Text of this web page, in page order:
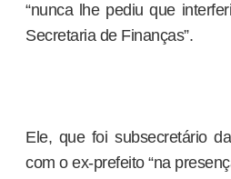
“nunca lhe pediu que
Secretaria de Finanças”.
Ele, que foi subsecretário
com o ex-prefeito “na